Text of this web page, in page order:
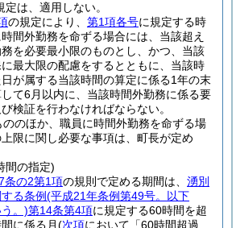
定は、適用しない。
の規定により、 第1項各号に規定する時
間外勤務を命ずる場合には、当該超え
を必要最小限のものとし、かつ、当該
最大限の配慮をするとともに、当該時
が属する当該時間の算定に係る1年の末
て6月以内に、当該時間外勤務に係る要
検証を行わなければならない。
ののほか、職員に時間外勤務を命ずる場
限に関し必要な事項は、町長が定め
間の指定)
条の2第1項の規則で定める期間は、 湧別
る条例(平成21年条例第49号。以下
う。)第14条第4項に規定する60時間を超
に係る月(次項において「60時間超過